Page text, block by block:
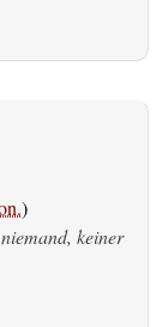
)
niemand, keiner